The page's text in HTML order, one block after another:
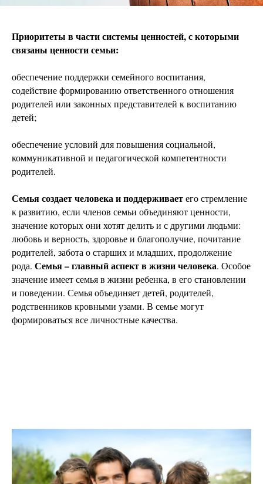
Приоритеты в части системы ценностей, с которыми
связаны ценности семьи:
обеспечение поддержки семейного воспитания,
содействие формированию ответственного отношения
родителей или законных представителей к воспитанию
детей;
обеспечение условий для повышения социальной,
коммуникативной и педагогической компетентности
родителей.
Семья создает человека и поддерживаетего стремление
к развитию, если членов семьи объединяют ценности,
значение которых они хотят делить и с другими людьми:
любовь и верность, здоровье и благополучие, почитание
родителей, забота о старших и младших, продолжение
рода. Семья – главный аспект в жизни человека. Особое
значение имеет семья в жизни ребенка, в его становлении
и поведении. Семья объединяет детей, родителей,
родственников кровными узами. В семье могут
формироваться все личностные качества.